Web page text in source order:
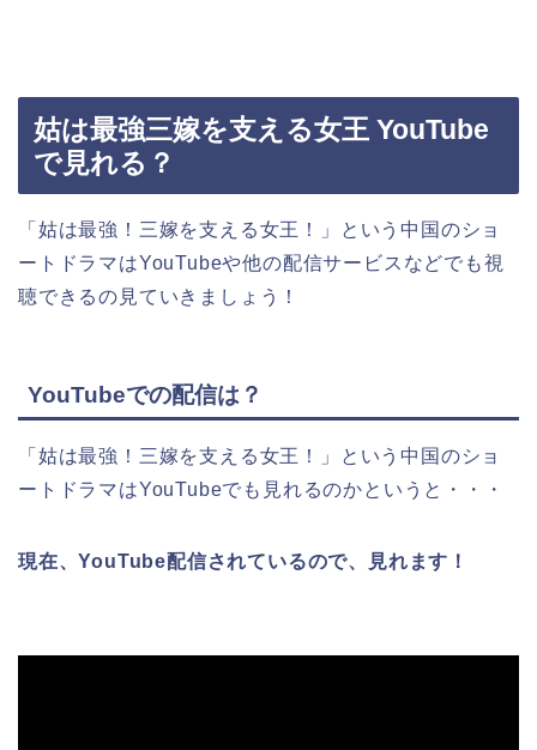
姑は最強三嫁を支える女王 YouTube
で見れる？
「姑は最強！三嫁を支える女王！」という中国のショ
ートドラマはYouTubeや他の配信サービスなどでも視
聴できるの見ていきましょう！
YouTubeでの配信は？
「姑は最強！三嫁を支える女王！」という中国のショ
ートドラマはYouTubeでも見れるのかというと・・・
現在、YouTube配信されているので、見れます！